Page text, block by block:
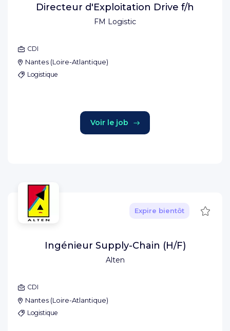
FM Logistic
Directeur d'Exploitation Drive f/h
CDI
Nantes (Loire-Atlantique)
Logistique
Voir le job
Alten
Expire bientôt
Ingénieur Supply-Chain (H/F)
CDI
Nantes (Loire-Atlantique)
Logistique